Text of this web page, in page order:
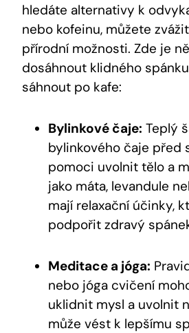
hledáte alternativy k
nebo kofeinu, můžete
přírodní možnosti. Zde je
dosáhnout klidného
sáhnout po kafe:
Bylinkové čaje: Teplý
bylinkového čaje před
pomoci uvolnit tělo a
jako máta, levandule
mají relaxační účinky,
podpořit zdravý
Meditace a jóga:
nebo jóga cvičení
uklidnit mysl a uvolnit
může vést k lepšímu